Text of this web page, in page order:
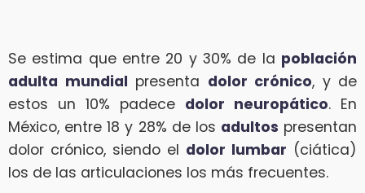
Se estima que entre 20 y 30% de la población
adulta mundial presenta dolor crónico, y de
estos un 10% padece dolor neuropático. En
México, entre 18 y 28% de los adultos presentan
dolor crónico, siendo el dolor lumbar (ciática)
los de las articulaciones los más frecuentes.